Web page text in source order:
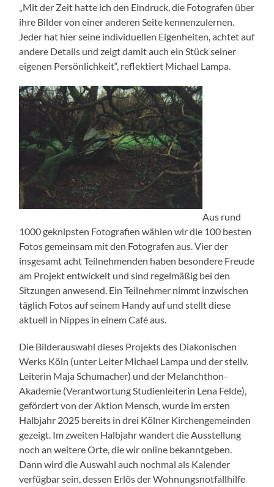
„Mit der Zeit hatte ich den Eindruck, die Fotografen über
ihre Bilder von einer anderen Seite kennenzulernen.
Jeder hat hier seine individuellen Eigenheiten, achtet auf
andere Details und zeigt damit auch ein Stück seiner
eigenen Persönlichkeit“, reflektiert Michael Lampa.
Aus rund
1000 geknipsten Fotografien wählen wir die 100 besten
Fotos gemeinsam mit den Fotografen aus. Vier der
insgesamt acht Teilnehmenden haben besondere Freude
am Projekt entwickelt und sind regelmäßig bei den
Sitzungen anwesend. Ein Teilnehmer nimmt inzwischen
täglich Fotos auf seinem Handy auf und stellt diese
aktuell in Nippes in einem Café aus.
Die Bilderauswahl dieses Projekts des Diakonischen
Werks Köln (unter Leiter Michael Lampa und der stellv.
Leiterin Maja Schumacher) und der Melanchthon-
Akademie (Verantwortung Studienleiterin Lena Felde),
gefördert von der Aktion Mensch, wurde im ersten
Halbjahr 2025 bereits in drei Kölner Kirchengemeinden
gezeigt. Im zweiten Halbjahr wandert die Ausstellung
noch an weitere Orte, die wir online bekanntgeben.
Dann wird die Auswahl auch nochmal als Kalender
verfügbar sein, dessen Erlös der Wohnungsnotfallhilfe